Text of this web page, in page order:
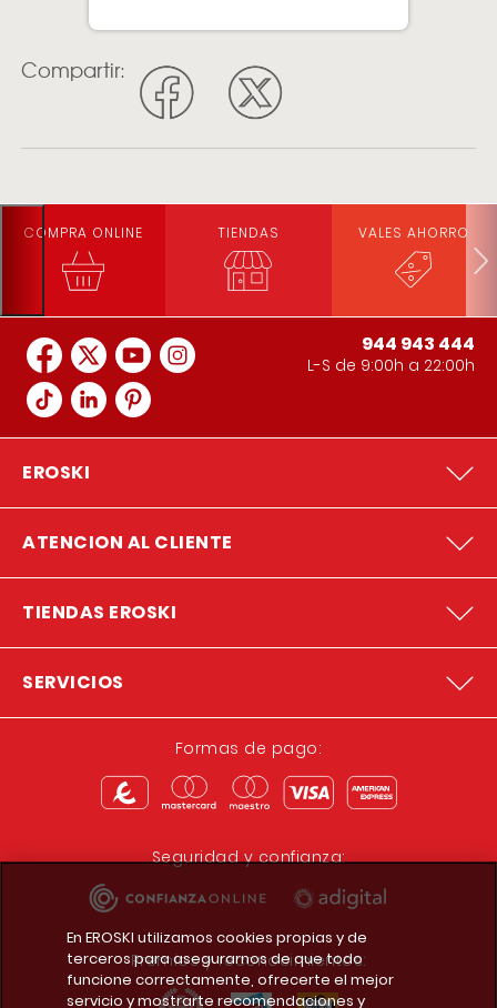
Compartir:
COMPRA ONLINE TIENDAS VALES AHORRO
944 943 444
L-S de 9:00h a 22:00h
EROSKI
ATENCION AL CLIENTE
TIENDAS EROSKI
SERVICIOS
Formas de pago:
Seguridad y confianza:
Premios y reconocimientos:
En EROSKI utilizamos cookies propias y de
terceros para asegurarnos de que todo
funcione correctamente, ofrecerte el mejor
servicio y mostrarte recomendaciones y